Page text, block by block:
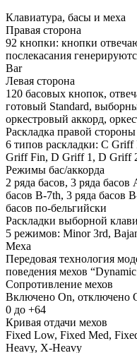
Клавиатура, басы и меха
Правая сторона
92 кнопки: кнопки
послекасания
Bar
Левая сторона
120 басовых кнопок,
готовый Standard,
оркестровый аккорд,
Раскладка правой
6 типов раскладки: C
Griff Fin, D Griff 1, D Griff
Режимы бас/аккорда
2 ряда басов, 3 ряда
басов B-7th, 3 ряда басов
басов по-бельгийски
Раскладки выборной
5 режимов: Minor 3rd,
Меха
Передовая технология
поведения мехов
Сопротивление мехов
Включено On, отключено
0 до +64
Кривая отдачи мехов
Fixed Low, Fixed Med,
Heavy, X-Heavy